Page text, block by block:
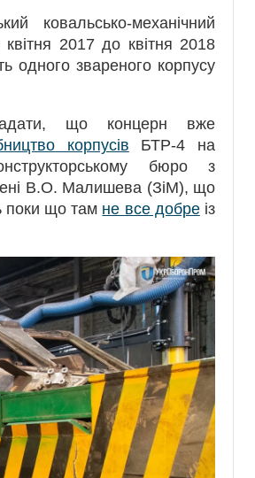
ковальсько-механічний
2017 до квітня 2018
одного звареного корпусу
що концерн вже
корпусів БТР-4 на
бюро з
В.О. Малишева (ЗіМ), що
поки що там не все добреіз